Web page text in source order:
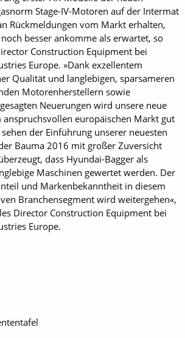
Stage-IV-Motoren auf der Intermat
Rückmeldungen vom Markt erhalten,
besser ankomme als erwartet, so
Construction Equipment bei
Europe. »Dank exzellentem
Qualität und langlebigen, sparsameren
Motorenherstellern sowie
Neuerungen wird unsere neue
anspruchsvollen europäischen Markt gut
der Einführung unserer neuesten
Bauma 2016 mit großer Zuversicht
dass Hyundai-Bagger als
Maschinen gewertet werden. Der
und Markenbekanntheit in diesem
Branchensegment wird weitergehen«,
Director Construction Equipment bei
Europe.